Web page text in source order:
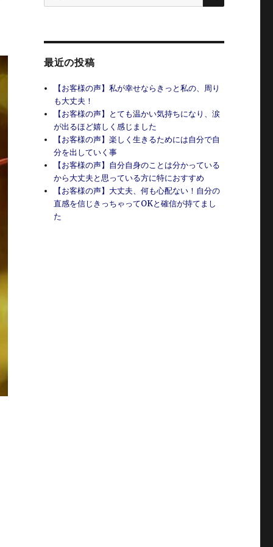
索:
最近の投稿
【お客様の声】私が幸せならきっと私の、周り
も大丈夫！
【お客様の声】とても温かい気持ちになり、涙
が出るほど嬉しく感じました
【お客様の声】楽しく生きるためには自分で自
分を出していく事
【お客様の声】自分自身のことは分かっている
から大丈夫と思っている方に特におすすめ
【お客様の声】大丈夫、何も心配ない！自分の
直感を信じきっちゃってOKと確信が持てまし
た